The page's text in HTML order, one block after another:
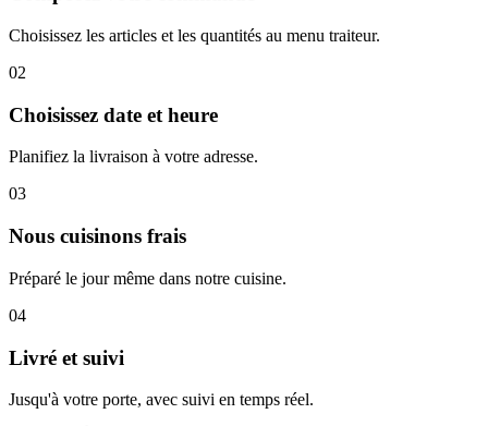
Choisissez les articles et les quantités au menu traiteur.
02
Choisissez date et heure
Planifiez la livraison à votre adresse.
03
Nous cuisinons frais
Préparé le jour même dans notre cuisine.
04
Livré et suivi
Jusqu'à votre porte, avec suivi en temps réel.